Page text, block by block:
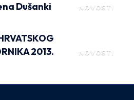
NOVOSTI
Dušanki
NOVOSTI
2013.